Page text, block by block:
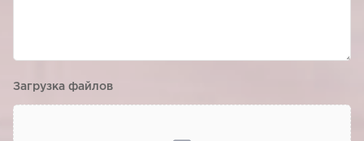
Загрузка файлов